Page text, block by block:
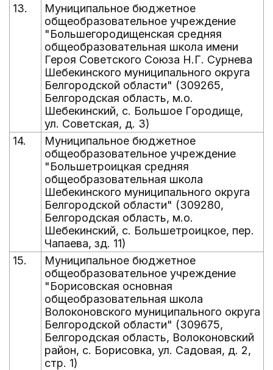
13.
Муниципальное бюджетное
общеобразовательное учреждение
"Большегородищенская средняя
общеобразовательная школа имени
Героя Советского Союза Н.Г. Сурнева
Шебекинского муниципального округа
Белгородской области" (309265,
Белгородская область, м.о.
Шебекинский, с. Большое Городище,
ул. Советская, д. 3)
14.
Муниципальное бюджетное
общеобразовательное учреждение
"Большетроицкая средняя
общеобразовательная школа
Шебекинского муниципального округа
Белгородской области" (309280,
Белгородская область, м.о.
Шебекинский, с. Большетроицкое, пер.
Чапаева, зд. 11)
15.
Муниципальное бюджетное
общеобразовательное учреждение
"Борисовская основная
общеобразовательная школа
Волоконовского муниципального округа
Белгородской области" (309675,
Белгородская область, Волоконовский
район, с. Борисовка, ул. Садовая, д. 2,
стр. 1)